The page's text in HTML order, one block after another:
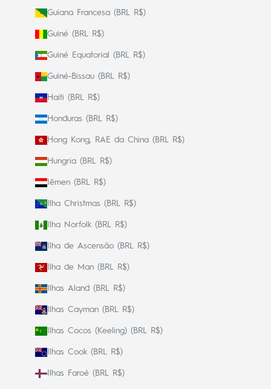
Guiana Francesa (BRL R$)
Guiné (BRL R$)
Guiné Equatorial (BRL R$)
Guiné-Bissau (BRL R$)
Haiti (BRL R$)
Honduras (BRL R$)
Hong Kong, RAE da China (BRL R$)
Hungria (BRL R$)
Iêmen (BRL R$)
Ilha Christmas (BRL R$)
Ilha Norfolk (BRL R$)
Ilha de Ascensão (BRL R$)
Ilha de Man (BRL R$)
Ilhas Aland (BRL R$)
Ilhas Cayman (BRL R$)
Ilhas Cocos (Keeling) (BRL R$)
Ilhas Cook (BRL R$)
Ilhas Faroé (BRL R$)